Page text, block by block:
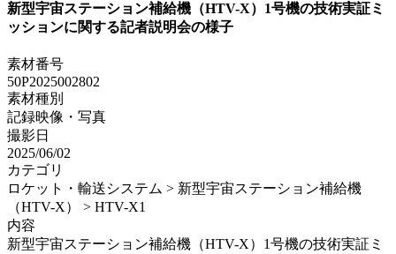
新型宇宙ステーション補給機（HTV-X）1号機の技術実証ミ
ッションに関する記者説明会の様子
素材番号
50P2025002802
素材種別
記録映像・写真
撮影日
2025/06/02
カテゴリ
ロケット・輸送システム > 新型宇宙ステーション補給機
（HTV-X） > HTV-X1
内容
新型宇宙ステーション補給機（HTV-X）1号機の技術実証ミ